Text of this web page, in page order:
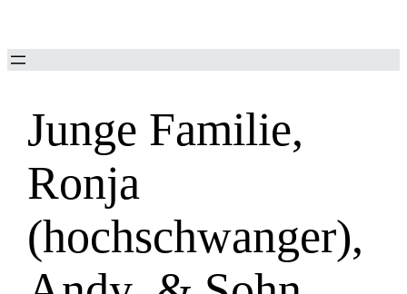
springen
Junge Familie,
Ronja
(hochschwanger),